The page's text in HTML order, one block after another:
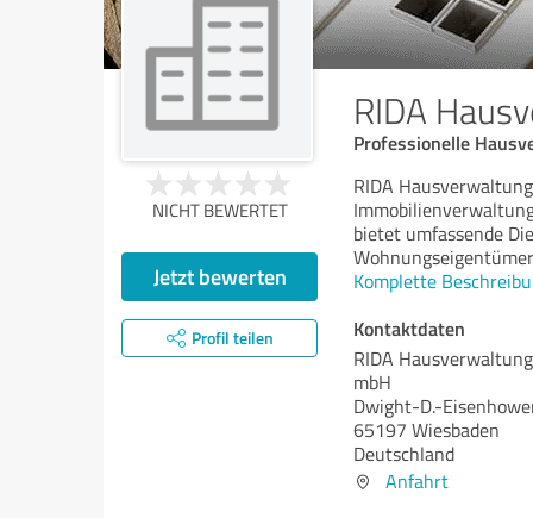
RIDA
Professionelle
NICHT BEWERTET
Jetzt bewerten
Profil teilen
RIDA
bietet umfassende
Komplette
Kontaktdaten
RIDA
mbH
Dwight-D.-
65197 Wiesbaden
Deutschland
Anfahrt